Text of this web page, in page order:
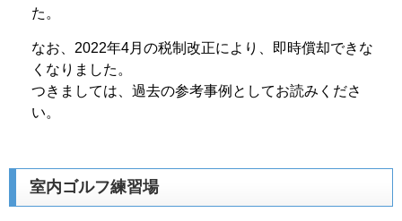
た。
なお、2022年4月の税制改正により、即時償却できな
くなりました。
つきましては、過去の参考事例としてお読みくださ
い。
室内ゴルフ練習場